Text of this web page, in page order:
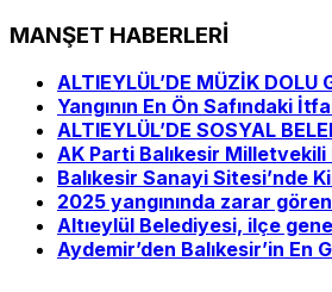
MANŞET HABERLERİ
ALTIEYLÜL’DE MÜZİK DOLU
Yangının En Ön Safındaki
ALTIEYLÜL’DE SOSYAL
AK Parti Balıkesir
Balıkesir Sanayi Sitesi’nde
2025 yangınında zarar
Altıeylül Belediyesi, ilçe
Aydemir’den Balıkesir’in En